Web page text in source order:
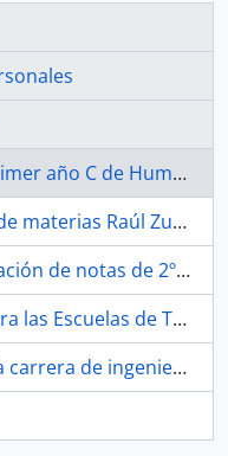
del Liceo José Victorino Lastarria
1° y 2° período académico 1967-1973
de 2º ciclo de Humanidades
e Ingenieros de la Universidad Técnica F. Santa María
ingeniería de Raúl Zurita